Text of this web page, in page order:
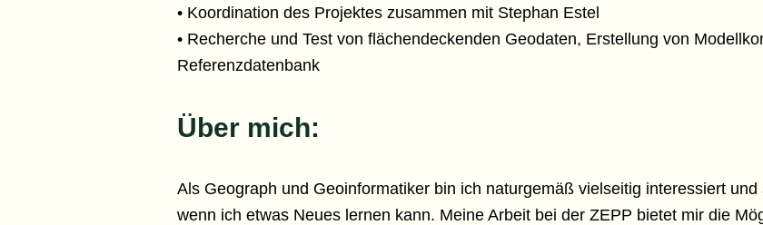
• Koordination des Projektes zusammen mit Stephan Estel
• Recherche und Test von flächendeckenden Geodaten, Erstellung von
Referenzdatenbank
Über mich:
Als Geograph und Geoinformatiker bin ich naturgemäß vielseitig interessiert
wenn ich etwas Neues lernen kann. Meine Arbeit bei der ZEPP bietet mir die